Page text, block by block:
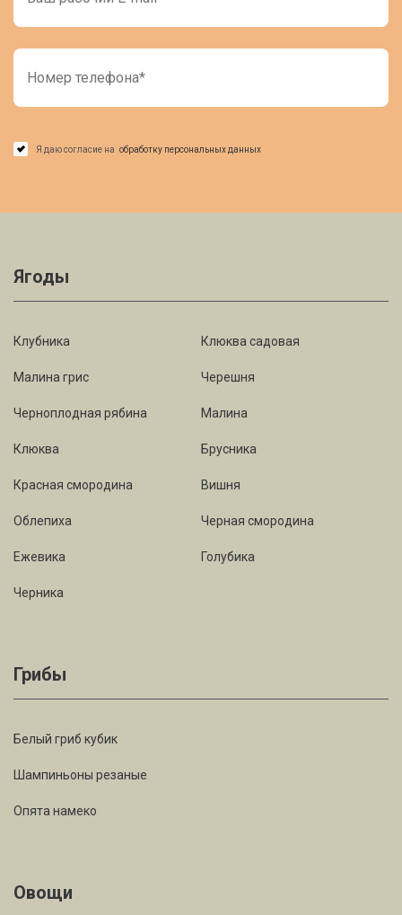
Я даю согласие на обработку персональных данных
Ягоды
Клубника Клюква садовая
Малина грис Черешня
Черноплодная рябина Малина
Клюква Брусника
Красная смородина Вишня
Облепиха Черная смородина
Ежевика Голубика
Черника
Грибы
Белый гриб кубик
Шампиньоны резаные
Опята намеко
Овощи